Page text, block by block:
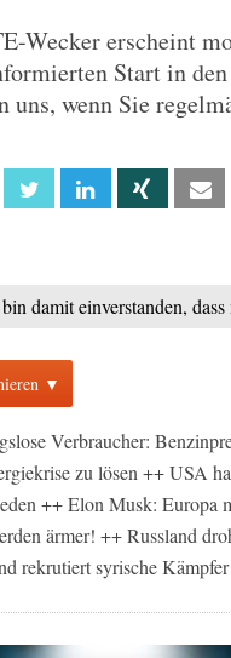
Wecker erscheint
Start in
uns, wenn Sie
Facebook Twitter Linkedin Xing
damit einverstanden,
▼
Verbraucher:
zu lösen ++ USA
++ Elon Musk:
ärmer! ++ Russland
rekrutiert syrische